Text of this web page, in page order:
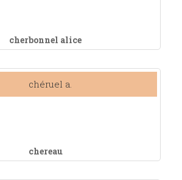
cherbonnel alice
chereau